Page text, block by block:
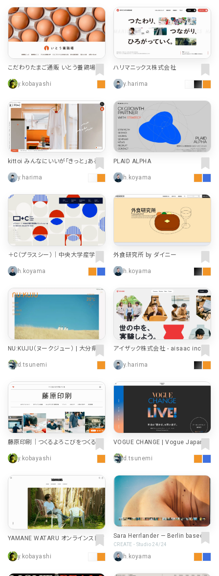
こだわりたまご通販 いとう養鶏場｜
y.kobayashi
ハリマニックス株式会社
y.harima
kittoi みんなにいいが「きっと」ある /
y.harima
PLAID ALPHA
h.koyama
＋C（プラスシー）｜中央大学産学官
h.koyama
外食研究所 by ダイニー
h.koyama
NU:KUJU（ヌークジュー） | 大分県の
九重に誕生した自然体験フィールド
RSS Feed
d.tsunemi
アイザック株式会社 - aisaac inc.｜
y.harima
藤原印刷｜つくるよろこびをつくる
y.kobayashi
VOGUE CHANGE | Vogue Japan
d.tsunemi
YAMANE WATARU オンラインストア
y.kobayashi
Sara Herrlander — Berlin based p
hotographer
CREATE - Studio 24/24
h.koyama